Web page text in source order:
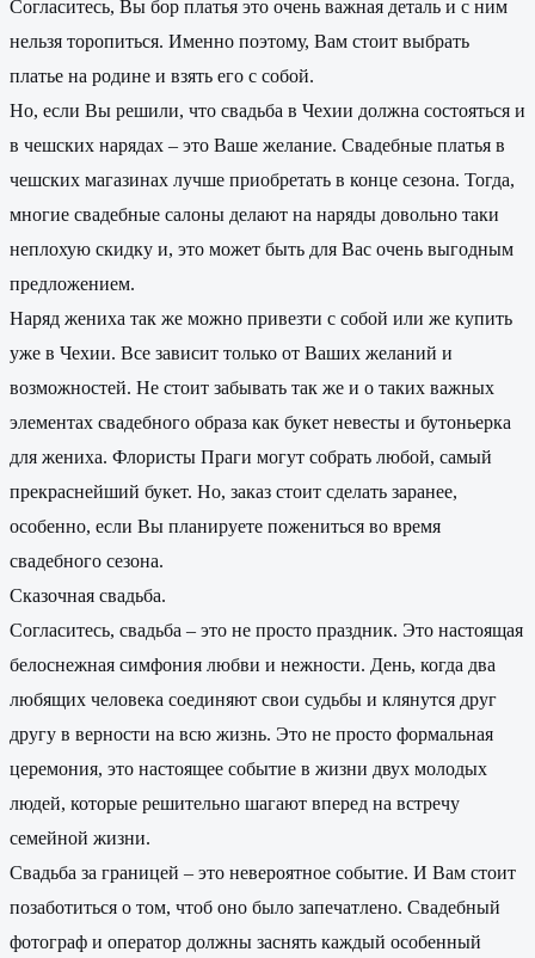
Согласитесь, Вы бор платья это очень важная деталь и с ним
нельзя торопиться. Именно поэтому, Вам стоит выбрать
платье на родине и взять его с собой.
Но, если Вы решили, что свадьба в Чехии должна состояться и
в чешских нарядах – это Ваше желание. Свадебные платья в
чешских магазинах лучше приобретать в конце сезона. Тогда,
многие свадебные салоны делают на наряды довольно таки
неплохую скидку и, это может быть для Вас очень выгодным
предложением.
Наряд жениха так же можно привезти с собой или же купить
уже в Чехии. Все зависит только от Ваших желаний и
возможностей. Не стоит забывать так же и о таких важных
элементах свадебного образа как букет невесты и бутоньерка
для жениха. Флористы Праги могут собрать любой, самый
прекраснейший букет. Но, заказ стоит сделать заранее,
особенно, если Вы планируете пожениться во время
свадебного сезона.
Сказочная свадьба.
Согласитесь, свадьба – это не просто праздник. Это настоящая
белоснежная симфония любви и нежности. День, когда два
любящих человека соединяют свои судьбы и клянутся друг
другу в верности на всю жизнь. Это не просто формальная
церемония, это настоящее событие в жизни двух молодых
людей, которые решительно шагают вперед на встречу
семейной жизни.
Свадьба за границей – это невероятное событие. И Вам стоит
позаботиться о том, чтоб оно было запечатлено. Свадебный
фотограф и оператор должны заснять каждый особенный